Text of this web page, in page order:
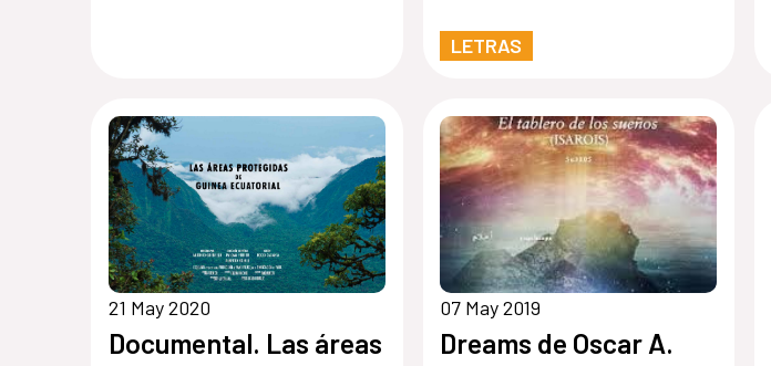
LETRAS
21 May 2020
Documental. Las áreas
07 May 2019
Dreams de Oscar A.